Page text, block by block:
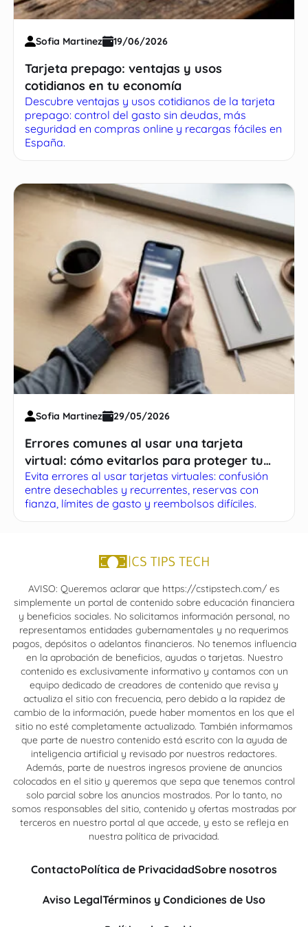
Sofia Martinez 19/06/2026
Tarjeta prepago: ventajas y usos
cotidianos en tu economía
Descubre ventajas y usos cotidianos de la tarjeta
prepago: control del gasto sin deudas, más
seguridad en compras online y recargas fáciles en
España.
Sofia Martinez 29/05/2026
Errores comunes al usar una tarjeta
virtual: cómo evitarlos para proteger tu
dinero
Evita errores al usar tarjetas virtuales: confusión
entre desechables y recurrentes, reservas con
fianza, límites de gasto y reembolsos difíciles.
AVISO: Queremos aclarar que https://cstipstech.com/ es
simplemente un portal de contenido sobre educación financiera
y beneficios sociales. No solicitamos información personal, no
representamos entidades gubernamentales y no requerimos
pagos, depósitos o adelantos financieros. No tenemos influencia
en la aprobación de beneficios, ayudas o tarjetas. Nuestro
contenido es exclusivamente informativo y contamos con un
equipo dedicado de creadores de contenido que revisa y
actualiza el sitio con frecuencia, pero debido a la rapidez de
cambio de la información, puede haber momentos en los que el
sitio no esté completamente actualizado. También informamos
que parte de nuestro contenido está escrito con la ayuda de
inteligencia artificial y revisado por nuestros redactores.
Además, parte de nuestros ingresos proviene de anuncios
colocados en el sitio y queremos que sepa que tenemos control
solo parcial sobre los anuncios mostrados. Por lo tanto, no
somos responsables del sitio, contenido y ofertas mostradas por
terceros en nuestro portal al que accede, y esto se refleja en
nuestra política de privacidad.
ContactoPolítica de PrivacidadSobre nosotros
Aviso LegalTérminos y Condiciones de Uso